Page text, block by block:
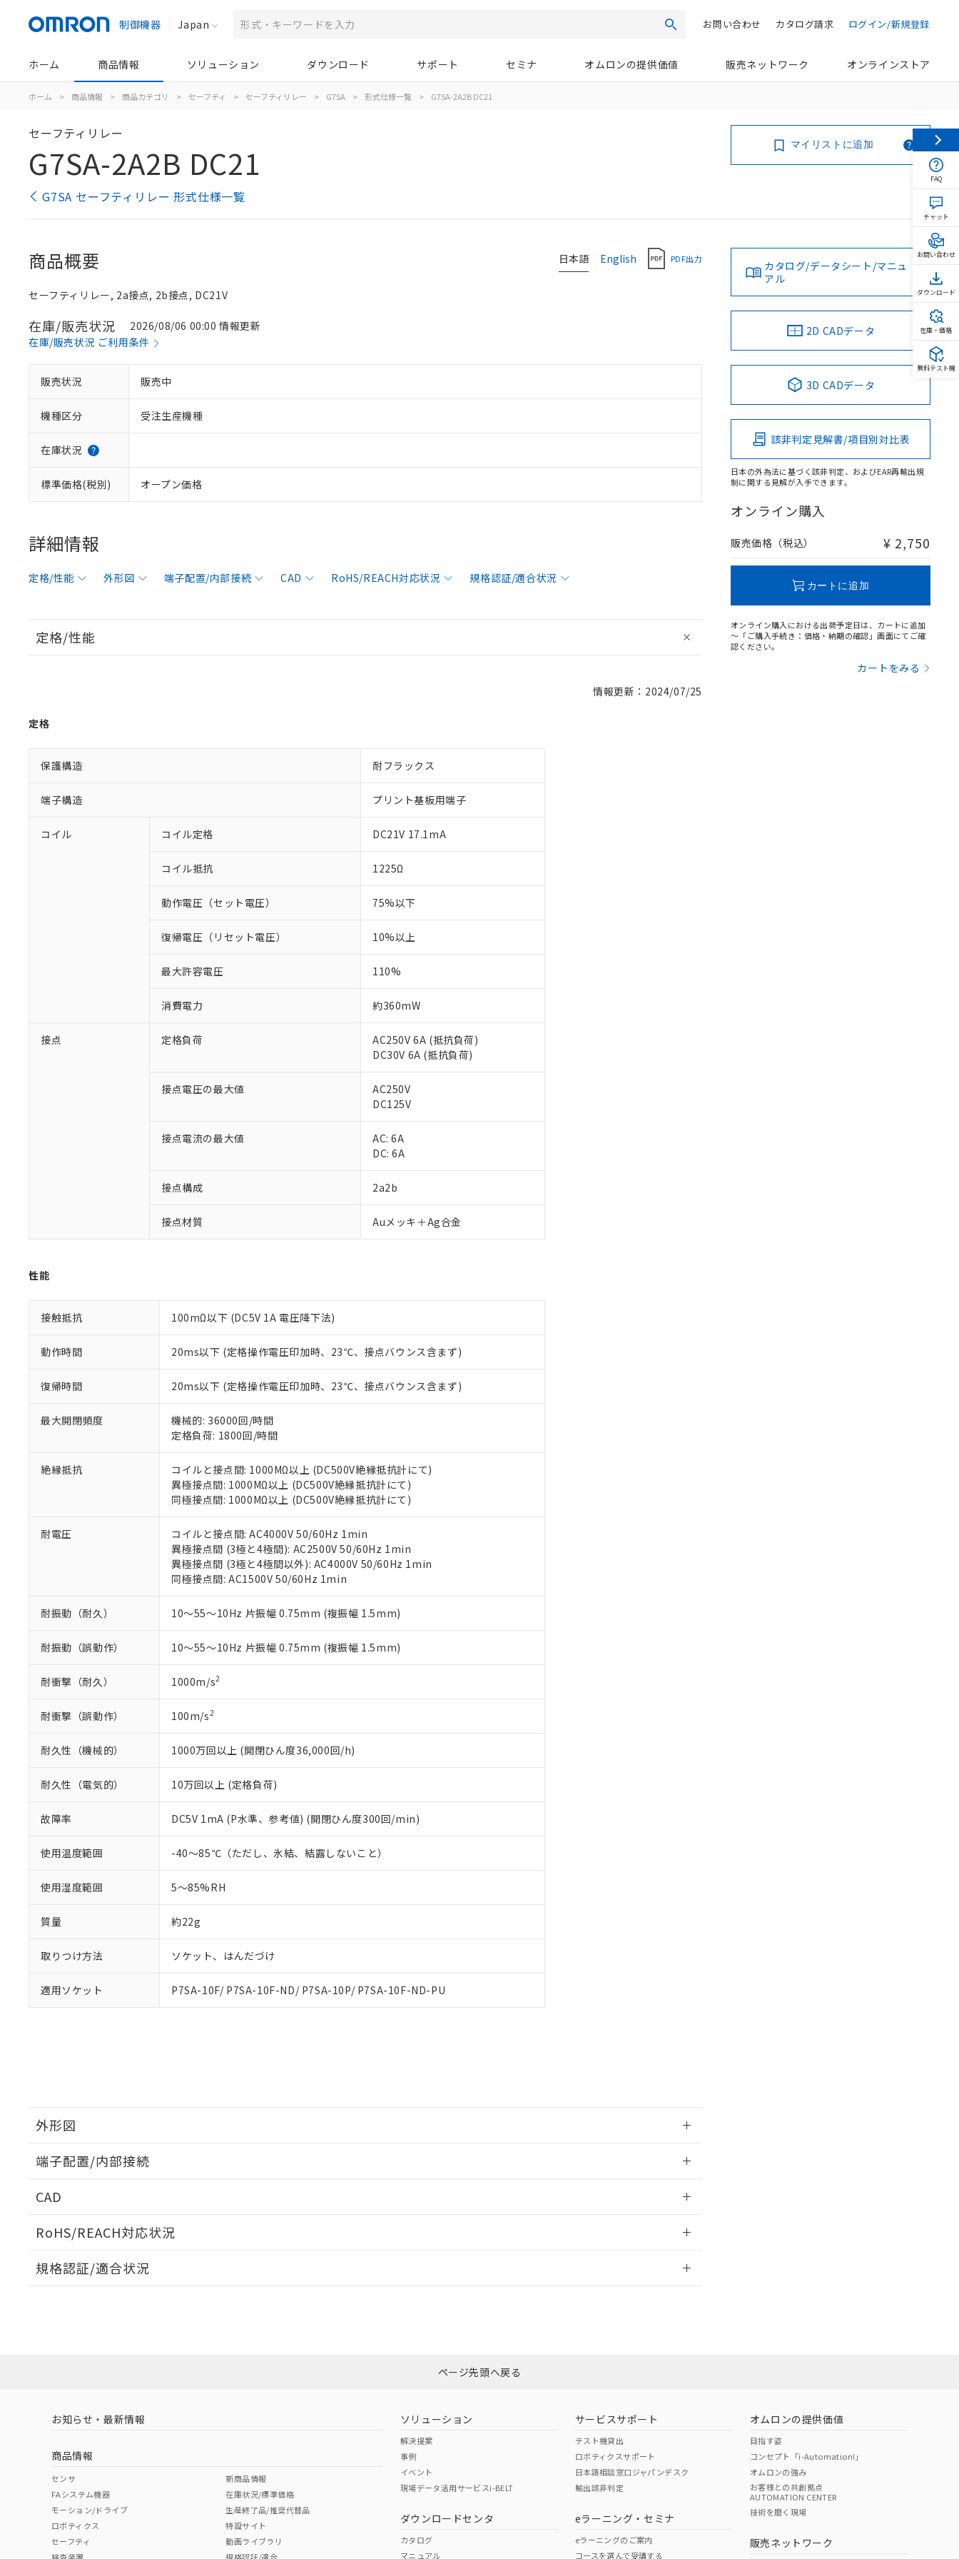
制御機器 Japan 検索 ログイン/新規登録
カタログ請求
お問い合わせ
ホーム 商品情報 ソリューション ダウンロード サポート セミナ オムロンの提供価値 販売ネットワーク オンラインストア
ホーム > 商品情報 > 商品カテゴリ > セーフティ > セーフティリレー > G7SA > 形式仕様一覧 > G7SA-2A2B DC21
セーフティリレー
G7SA-2A2B DC21
G7SA セーフティリレー 形式仕様一覧
マイリストに追加
日本語 English PDF出力
商品概要
セーフティリレー, 2a接点, 2b接点, DC21V
在庫/販売状況
2026/08/06 00:00 情報更新
在庫/販売状況 ご利用条件
販売状況 販売中
機種区分 受注生産機種
在庫状況
標準価格(税別) オープン価格
詳細情報
定格/性能 外形図 端子配置/内部接続 CAD RoHS/REACH対応状況 規格認証/適合状況
定格/性能
情報更新：2024/07/25
定格
保護構造 耐フラックス
端子構造 プリント基板用端子
コイル コイル定格 DC21V 17.1mA
コイル抵抗 1225Ω
動作電圧（セット電圧） 75%以下
復帰電圧（リセット電圧） 10%以上
最大許容電圧 110%
消費電力 約360mW
接点 定格負荷
AC250V 6A (抵抗負荷)
DC30V 6A (抵抗負荷)
接点電圧の最大値
AC250V
DC125V
接点電流の最大値
AC: 6A
DC: 6A
接点構成 2a2b
接点材質 Auメッキ＋Ag合金
性能
接触抵抗 100mΩ以下 (DC5V 1A 電圧降下法)
動作時間 20ms以下 (定格操作電圧印加時、23℃、接点バウンス含まず)
復帰時間 20ms以下 (定格操作電圧印加時、23℃、接点バウンス含まず)
最大開閉頻度
機械的: 36000回/時間
定格負荷: 1800回/時間
絶縁抵抗
コイルと接点間: 1000MΩ以上 (DC500V絶縁抵抗計にて)
異極接点間: 1000MΩ以上 (DC500V絶縁抵抗計にて)
同極接点間: 1000MΩ以上 (DC500V絶縁抵抗計にて)
耐電圧
コイルと接点間: AC4000V 50/60Hz 1min
異極接点間 (3極と4極間): AC2500V 50/60Hz 1min
異極接点間 (3極と4極間以外): AC4000V 50/60Hz 1min
同極接点間: AC1500V 50/60Hz 1min
耐振動（耐久） 10～55～10Hz 片振幅 0.75mm (複振幅 1.5mm)
耐振動（誤動作） 10～55～10Hz 片振幅 0.75mm (複振幅 1.5mm)
耐衝撃（耐久） 1000m/s2
耐衝撃（誤動作） 100m/s2
耐久性（機械的） 1000万回以上 (開閉ひん度36,000回/h)
耐久性（電気的） 10万回以上 (定格負荷)
故障率 DC5V 1mA (P水準、参考値) (開閉ひん度300回/min)
使用温度範囲 -40～85℃（ただし、氷結、結露しないこと）
使用湿度範囲 5～85%RH
質量 約22g
取りつけ方法 ソケット、はんだづけ
適用ソケット P7SA-10F/ P7SA-10F-ND/ P7SA-10P/ P7SA-10F-ND-PU
外形図
取りつけ穴加工図
端子配置/内部接続
CAD
RoHS/REACH対応状況
EU RoHS 注意事項・凡例
ダウンロードはこちら
中国 RoHS 注意事項・凡例
中国 RoHS表
Pb Hg Cr(VI)
規格認証/適合状況
（イギリス
（ノルウェー
（日本
（アメリカ
この製品の規格認証/適合状況ページへ
その他の認証はこちらのページからご検索ください
カタログ/データシート/マニュ
アル
2D CADデータ
3D CADデータ
該非判定見解書/項目別対比表
日本の外為法に基づく該非判定、およびEAR再輸出規
制に関する見解が入手できます。
オンライン購入
販売価格（税込） ¥ 2,750
カートに追加
オンライン購入における出荷予定日は、カートに追加
～「ご購入手続き：価格・納期の確認」画面にてご確
認ください。
カートをみる
本サービスは、当社制御機器事業取扱商品の当社在庫状況および標準価格(税抜)を提供させていただ
くものです。
当社制御機器事業取扱商品の中には、本サービスの対象外となる商品もあることをご了承ください。
のであり、閲覧された時点での実際の在庫および標準価格とは異なる場合があることをご了承くださ
い。
正式な納期状況および標準価格はお客様のお取引先、またはお客様担当のオムロン制御機器販売店・
当社販売員にご相談ください。
オムロン制御機器販売店や当社販売拠点は「
在庫状況および標準価格結果を当社の事前の承諾なく第三者に漏洩または開示しないようお願いしま
す。
マイパーツ機能（部品リスト作成サービス）をご利用いただくには、I-Webメンバーズにご登録され
ている必要があります。
お客様が当ウェブサイト上で当社にご登録された部品リストについて、当社および当社の共同利用者
が、当社の製品・サービスに関するお客様との取引・商談に必要な範囲で利用することをご了承くだ
さい。
※当社の共同利用者とは、"個人情報の共同利用に関して"
いる法人を指します。
対応予定なし：EU RoHS指令（10物質）の非含有に非対応の商品で、対応品を出す予定はありません。
調査・確認中：EU RoHS指令（10物質）の非含有の対応状況を調査中または確認中の商品です。
*EU RoHS指令（10物質）：
フタル酸ビス(2-エチルヘキシル) (DEHP)(別名：DOP) 1000ppm以下、フタル酸ブチルベンジル（BBP） 1000ppm以下、フタル酸ジブチ
ル（DBP） 1000ppm以下、フタル酸ジイソブチル (DIBP) 1000ppm以下
但し、RoHS指令で産業用監視および制御機器に対する適用除外項目は除く。
フタル酸エステル類の４物質については閾値を超える意図的な使用がないことを確認しています。
※2 対応予定月
部品在庫の切り替え状況などにより、予定月が前後することがあります。
※3 非含有証明書ダウンロード
下記の非含有証明書をダウンロードすることができます。
EU RoHS指令（10物質）の非含有証明書
51物質の非含有証明書（当社基準）
また、RoHS指令のフタル酸エステル類４物質の対応では、対応完了までの期間は出荷製品に未対応品が
混在することから備考欄に対応日を記載しておりました。
既に当社にて対応品への在庫切替を完了していることから、特段のことがない限り、2022年1月12日よ
り割愛しております。
「○」：最大均質材料含有率が中国RoHSの基準値以下であることを示します。
「×」：最大均質材料含有率が中国RoHSの基準値を超えていることを示します。
「－」：未確認です。当社販売部門へお問い合わせください。
*中国RoHS10物質の基準値 (GB/T26572)：
Pb(鉛) :1000ppm、 Hg(水銀) : 1000ppm、 Cd(カドミウム) : 100ppm、
Cr(Ⅵ)(六価クロム) : 1000ppm、 PBBs(ポリ臭化ビフェニル類) : 1000ppm、 PBDEs(ポリ臭化ジフェニルエーテル類) : 1000ppm、
DBP(フタル酸ジブチル) : 1000ppm、 DIBP(フタル酸ジイソブチル) : 1000ppm、 BBP(フタル酸ブチルベンジル) : 1000ppm、
DEHP(フタル酸ビス(2-エチルヘキシル)) : 1000ppm
※2 環境保護使用期限
「ｅ」：有害物質（10物質）のすべてが基準値以下であることを示します。
「10」：通常の使用状況下において有害物質が外部に漏えいし、環境に深刻な影響を及ぼさない年数を意
味します。
「－」：未確認です。当社販売部門へお問い合わせください。
当社は、これら貴社製品のうち、外国為替および外国貿易法に定める商品（以下｢規制貨物等」とい
う）を輸出または国外への提供する場合は、日本国政府の輸出許可(または役務取引許可)を取得する
などの必要な手続きをとります。
ます。
当社は貴社製品を、核兵器、ミサイル、化学兵器、生物兵器またはその他武器並びにこれらの製造装
当社は、貴社製品を第三者に販売する場合は、上記1、2および3の内容を当該第三者に通知します。
また当社は、販売先および販売に係わる関係者が違法に輸出するおそれがある場合は、取り引きをい
たしません。
号
○ 一定数以上の在庫あり
△
機器販売店・当社販売員にご確認ください)
空
受注生産機種、また在庫状況の情報を公開していない機種
ページ先頭へ戻る
お知らせ・最新情報
商品情報
センサ
FAシステム機器
モーション/ドライブ
ロボティクス
セーフティ
新商品情報
在庫状況/標準価格
生産終了品/推奨代替品
特設サイト
動画ライブラリ
ソリューション
解決提案
事例
イベント
現場データ活用サービスi-BELT
ダウンロードセンタ
カタログ
マニュアル
サービスサポート
テスト機貸出
ロボティクスサポート
日本語相談窓口ジャパンデスク
輸出該非判定
eラーニング・セミナ
eラーニングのご案内
コースを選んで受講する
オムロンの提供価値
目指す姿
コンセプト「i-Automation!」
オムロンの強み
お客様との共創拠点
AUTOMATION CENTER
技術を磨く現場
販売ネットワーク
FAQ
チャット
お問い合わせ
ダウンロード
在庫・価格
無料テスト機